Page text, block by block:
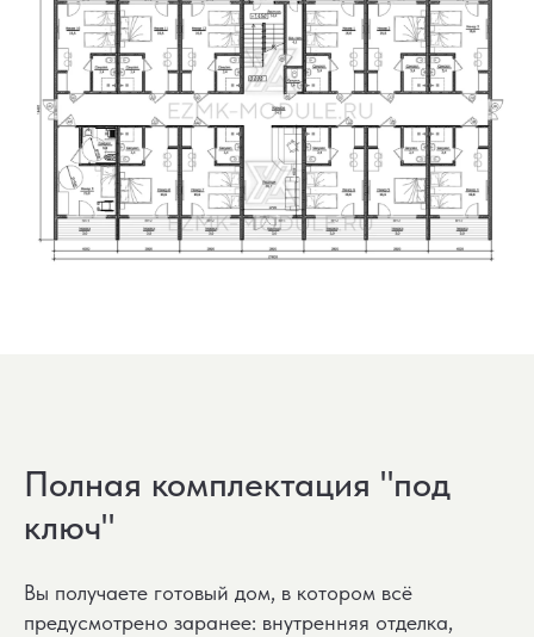
Полная комплектация "под
ключ"
Вы получаете готовый дом, в котором всё
предусмотрено заранее: внутренняя отделка,